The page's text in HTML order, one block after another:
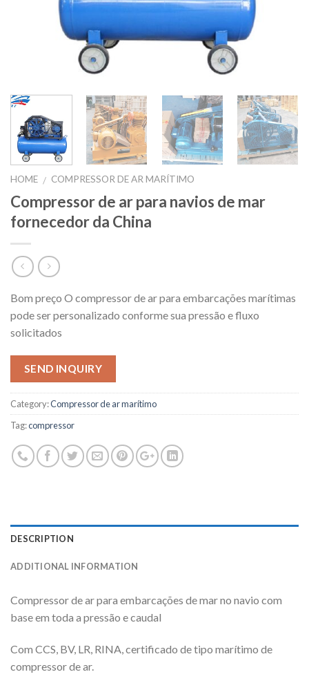
HOME / COMPRESSOR DE AR MARÍTIMO
Compressor de ar para navios de mar
fornecedor da China
Bom preço O compressor de ar para embarcações marítimas
pode ser personalizado conforme sua pressão e fluxo
solicitados
SEND INQUIRY
Category:Compressor de ar marítimo
Tag:compressor
DESCRIPTION
ADDITIONAL INFORMATION
Compressor de ar para embarcações de mar no navio com
base em toda a pressão e caudal
Com CCS, BV, LR, RINA, certificado de tipo marítimo de
compressor de ar.